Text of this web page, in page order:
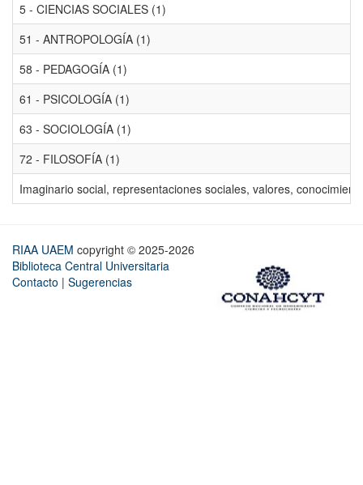
5 - CIENCIAS SOCIALES (1)
51 - ANTROPOLOGÍA (1)
58 - PEDAGOGÍA (1)
61 - PSICOLOGÍA (1)
63 - SOCIOLOGÍA (1)
72 - FILOSOFÍA (1)
Imaginario social, representaciones sociales, valores,
RIAA UAEM copyright © 2025-2026
Biblioteca Central Universitaria
Contacto | Sugerencias